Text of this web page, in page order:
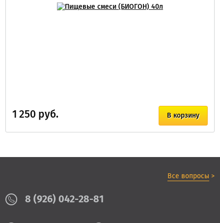
В корзину
1 250 руб.
Все вопросы >
8 (926) 042-28-81